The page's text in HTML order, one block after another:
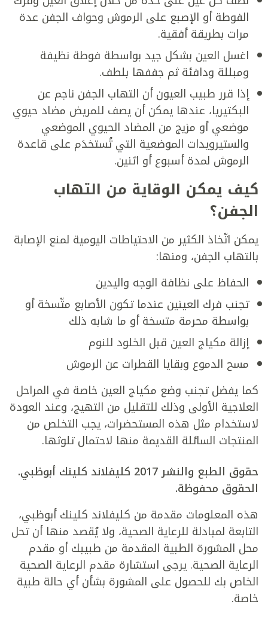
الفوطة أو الإصبع على الرموش وحواف الجفن عدة
مرات بطريقة أفقية.
اغسل العين بشكل جيد بواسطة فوطة نظيفة
ومبللة ودافئة ثم جففها بلطف.
إذا قرر طبيب العيون أن التهاب الجفن ناجم عن
البكتيريا، عندها يمكن أن يصف للمريض مضاد حيوي
موضعي أو مزيج من المضاد الحيوي الموضعي
والستيرويدات الموضعية التي تُستخدَم على قاعدة
الرموش لمدة أسبوع أو اثنين.
كيف يمكن الوقاية من التهاب
الجفن؟
يمكن اتّخاذ الكثير من الاحتياطات اليومية لمنع الإصابة
بالتهاب الجفن، ومنها:
الحفاظ على نظافة الوجه واليدين
تجنب فرك العينين عندما تكون الأصابع متّسخة أو
بواسطة محرمة متسخة أو ما شابه ذلك
إزالة مكياج العين قبل الخلود للنوم
مسح الدموع وبقايا القطرات عن الرموش
كما يفضل تجنب وضع مكياج العين خاصة في المراحل
العلاجية الأولى وذلك للتقليل من التهيج، وعند العودة
لاستخدام مثل هذه المستحضرات، يجب التخلص من
المنتجات السائلة القديمة منها لاحتمال تلوثها.
حقوق الطبع والنشر 2017 كليفلاند كلينك أبوظبي.
الحقوق محفوظة.
هذه المعلومات مقدمة من كليفلاند كلينك أبوظبي،
التابعة لمبادلة للرعاية الصحية، ولا يُقصد منها أن تحل
محل المشورة الطبية المقدمة من طبيبك أو مقدم
الرعاية الصحية. يرجى استشارة مقدم الرعاية الصحية
الخاص بك للحصول على المشورة بشأن أي حالة طبية
خاصة.